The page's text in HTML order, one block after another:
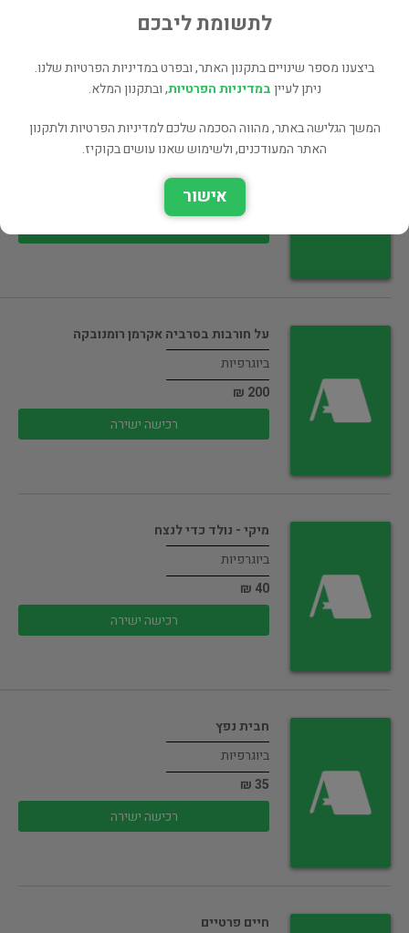
רכישה ישירה
מפקד שייטת 13 - הפלגות חיי…
על חורבות בסרביה אקרמן רומנובקה
ביוגרפיות
200 ₪
רכישה ישירה
מיקי - נולד כדי לנצח
ביוגרפיות
40 ₪
רכישה ישירה
חבית נפץ
ביוגרפיות
35 ₪
רכישה ישירה
חיים פרטיים
לתשומת ליבכם
ביצענו מספר שינויים בתקנון האתר, ובפרט במדיניות הפרטיות שלנו.
ניתן לעייןבמדיניות הפרטיות, ובתקנון המלא.
המשך הגלישה באתר, מהווה הסכמה שלכם למדיניות הפרטיות ולתקנון
האתר המעודכנים, ולשימוש שאנו עושים בקוקיז.
אישור